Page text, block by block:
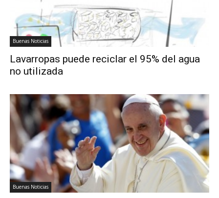
Buenas Noticias
Lavarropas puede reciclar el 95% del agua
no utilizada
Buenas Noticias